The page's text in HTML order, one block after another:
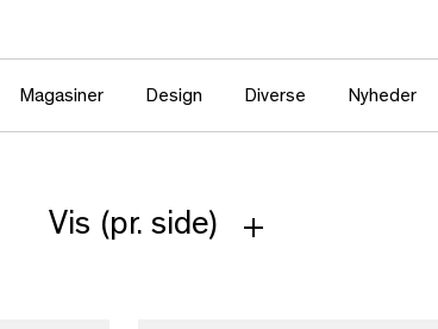
Magasiner Design Diverse Nyheder
Vis (pr. side)